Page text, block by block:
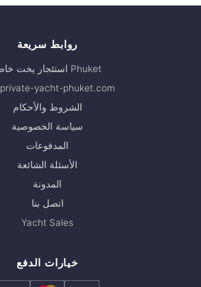
روابط سريعة
استئجار يخت خاص Phuket
حول private-yacht-phuket.com
الشروط والأحكام
سياسة الخصوصية
المدفوعات
الأسئلة الشائعة
المدونة
اتصل بنا
Yacht Sales
خيارات الدفع